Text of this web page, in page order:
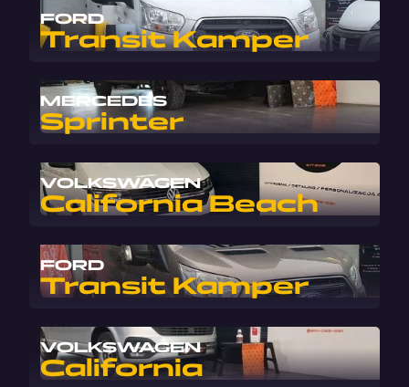
FORD
Transit Kamper
MERCEDES
Sprinter
VOLKSWAGEN
California Beach
FORD
Transit Kamper
VOLKSWAGEN
California